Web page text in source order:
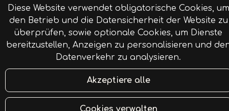
Diese Website verwendet obligatorische Cookies, um
den Betrieb und die Datensicherheit der Website zu
überprüfen, sowie optionale Cookies, um Dienste
bereitzustellen, Anzeigen zu personalisieren und
Datenverkehr zu analysieren.
Akzeptiere alle
Cookies verwalten
© Reisebauernhof Naaranlahti 2024. Website:
atFlow.